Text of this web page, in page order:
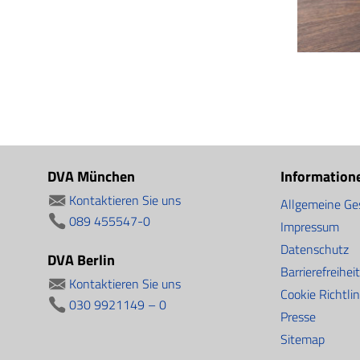
DVA München
Kontaktieren Sie uns
089 455547-0
DVA Berlin
Kontaktieren Sie uns
030 9921149 – 0
Allgemeine
Impressum
Datenschutz
Barrierefreiheit
Cookie
Presse
Sitemap